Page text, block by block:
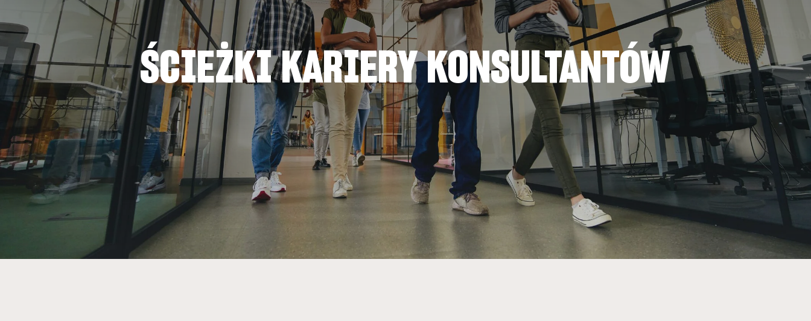
ŚCIEŻKI KARIERY KONSULTANTÓW